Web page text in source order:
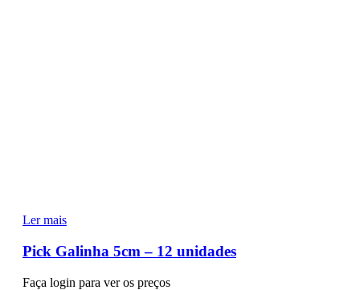
Ler mais
Pick Galinha 5cm – 12 unidades
Faça login para ver os preços